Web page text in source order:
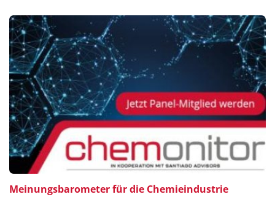
Meinungsbarometer für die Chemieindustrie